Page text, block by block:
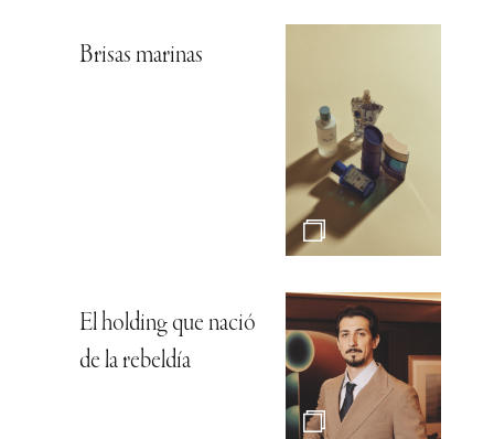
Brisas marinas
El holding que nació
de la rebeldía